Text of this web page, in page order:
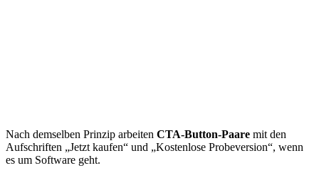
Nach demselben Prinzip arbeiten CTA-Button-Paare mit den
Aufschriften „Jetzt kaufen“ und „Kostenlose Probeversion“, wenn
es um Software geht.